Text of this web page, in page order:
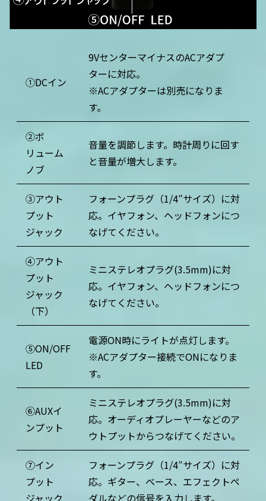
①DCイン
9VセンターマイナスのACアダプ
ターに対応。
※ACアダプターは別売になりま
す。
②ボ
リューム
ノブ
音量を調節します。時計周りに回す
と音量が増大します。
③アウト
プット
ジャック
フォーンプラグ（1/4″サイズ）に対
応。イヤフォン、ヘッドフォンにつ
なげてください。
④アウト
プット
ジャック
（下）
ミニステレオプラグ(3.5mm)に対
応。イヤフォン、ヘッドフォンにつ
なげてください。
⑤ON/OFF
LED
電源ON時にライトが点灯します。
※ACアダプター接続でONになりま
す。
⑥AUXイ
ンプット
ミニステレオプラグ(3.5mm)に対
応。オーディオプレーヤーなどのア
ウトプットからつなげてください。
⑦イン
プット
フォーンプラグ（1/4″サイズ）に対
応。ギター、ベース、エフェクトペ